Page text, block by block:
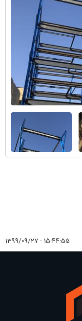
1399/09/27 - 15:44:55